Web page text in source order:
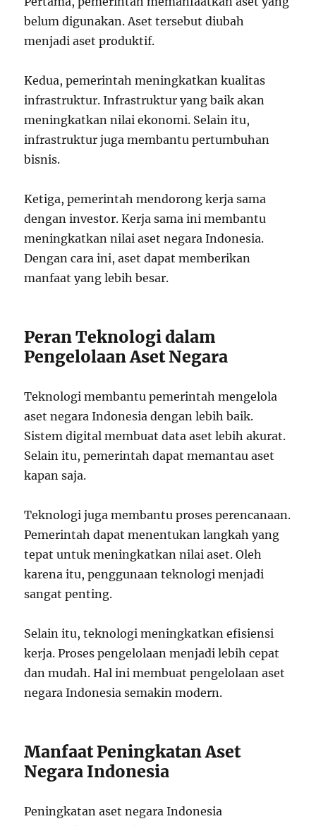
belum digunakan. Aset tersebut diubah
menjadi aset produktif.
Kedua, pemerintah meningkatkan kualitas
infrastruktur. Infrastruktur yang baik akan
meningkatkan nilai ekonomi. Selain itu,
infrastruktur juga membantu pertumbuhan
bisnis.
Ketiga, pemerintah mendorong kerja sama
dengan investor. Kerja sama ini membantu
meningkatkan nilai aset negara Indonesia.
Dengan cara ini, aset dapat memberikan
manfaat yang lebih besar.
Peran Teknologi dalam
Pengelolaan Aset Negara
Teknologi membantu pemerintah mengelola
aset negara Indonesia dengan lebih baik.
Sistem digital membuat data aset lebih akurat.
Selain itu, pemerintah dapat memantau aset
kapan saja.
Teknologi juga membantu proses perencanaan.
Pemerintah dapat menentukan langkah yang
tepat untuk meningkatkan nilai aset. Oleh
karena itu, penggunaan teknologi menjadi
sangat penting.
Selain itu, teknologi meningkatkan efisiensi
kerja. Proses pengelolaan menjadi lebih cepat
dan mudah. Hal ini membuat pengelolaan aset
negara Indonesia semakin modern.
Manfaat Peningkatan Aset
Negara Indonesia
Peningkatan aset negara Indonesia